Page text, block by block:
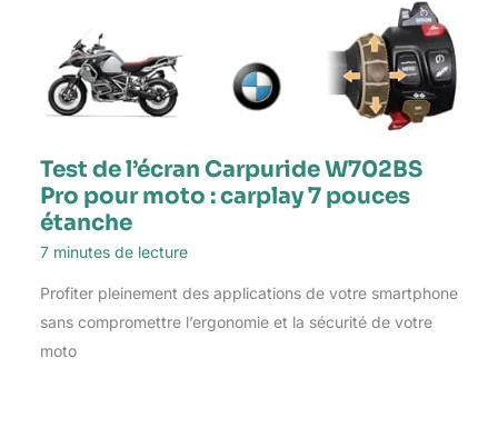
Test de l’écran Carpuride W702BS
Pro pour moto : carplay 7 pouces
étanche
7 minutes de lecture
Profiter pleinement des applications de votre smartphone
sans compromettre l’ergonomie et la sécurité de votre
moto